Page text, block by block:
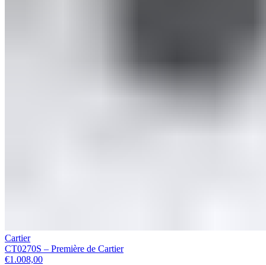
Cartier
CT0270S – Première de Cartier
€1.008,00